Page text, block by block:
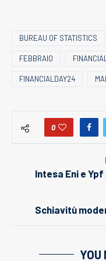
BUREAU OF STATISTICS
FEBBRAIO FINANCIAL
FINANCIALDAY24
0
Intesa Eni e
Schiavitù
YOU